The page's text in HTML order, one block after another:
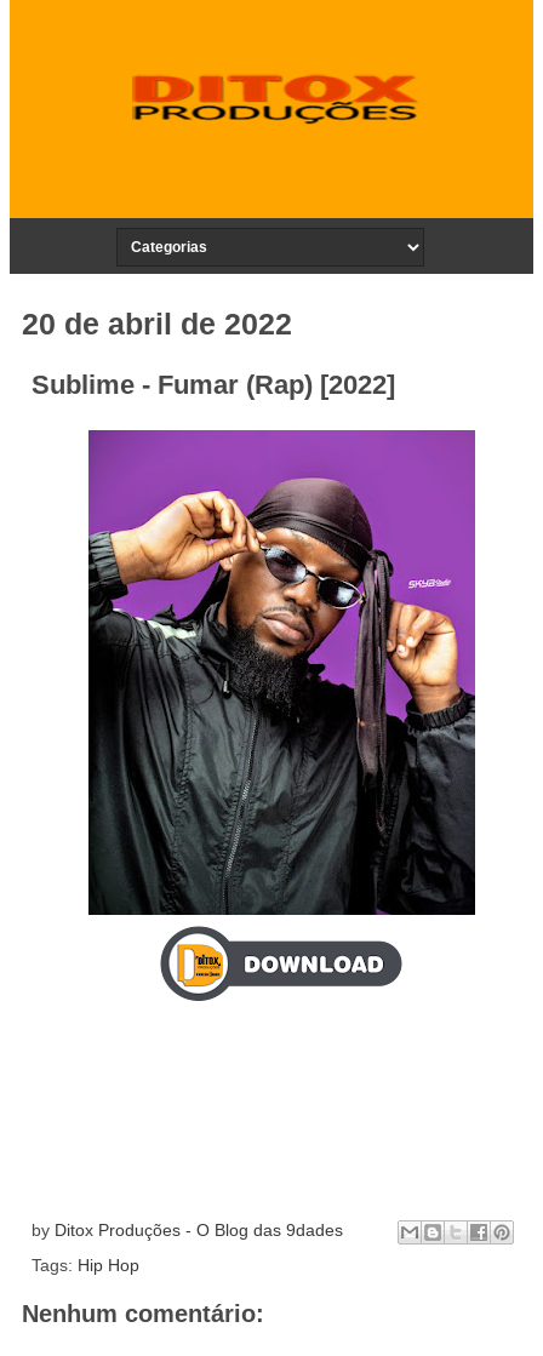
20 de abril de 2022
Sublime - Fumar (Rap) [2022]
by Ditox Produções - O Blog das 9dades
Tags: Hip Hop
Nenhum comentário: